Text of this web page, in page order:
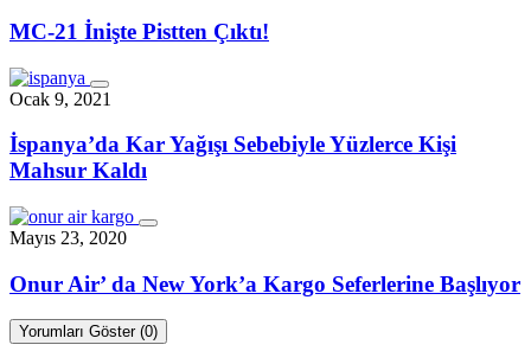
MC-21 İnişte Pistten Çıktı!
Ocak 9, 2021
İspanya’da Kar Yağışı Sebebiyle Yüzlerce Kişi
Mahsur Kaldı
Mayıs 23, 2020
Onur Air’ da New York’a Kargo Seferlerine Başlıyor
Yorumları Göster (0)